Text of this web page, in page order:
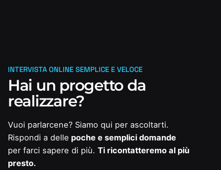
INTERVISTA ONLINE SEMPLICE E VELOCE
Hai un progetto da
realizzare?
Vuoi parlarcene? Siamo qui per ascoltarti.
Rispondi a delle poche e semplici domande
per farci sapere di più. Ti ricontatteremo al più
presto.